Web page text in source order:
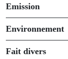
Emission
Environnement
Fait divers